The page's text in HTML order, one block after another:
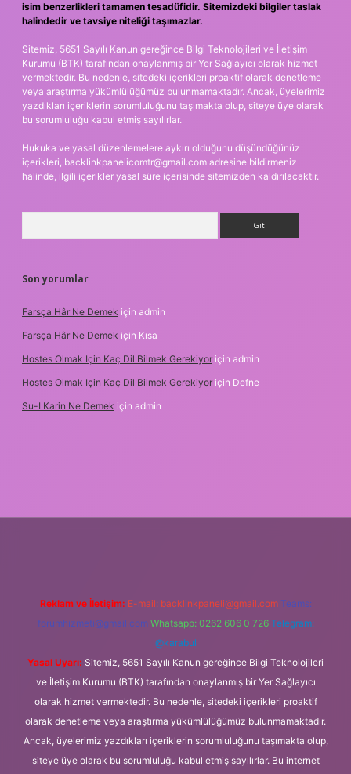
isim benzerlikleri tamamen tesadüfidir. Sitemizdeki bilgiler taslak
halindedir ve tavsiye niteliği taşımazlar.
Sitemiz, 5651 Sayılı Kanun gereğince Bilgi Teknolojileri ve İletişim
Kurumu (BTK) tarafından onaylanmış bir Yer Sağlayıcı olarak hizmet
vermektedir. Bu nedenle, sitedeki içerikleri proaktif olarak denetleme
veya araştırma yükümlülüğümüz bulunmamaktadır. Ancak, üyelerimiz
yazdıkları içeriklerin sorumluluğunu taşımakta olup, siteye üye olarak
bu sorumluluğu kabul etmiş sayılırlar.
Hukuka ve yasal düzenlemelere aykırı olduğunu düşündüğünüz
içerikleri, backlinkpanelicomtr@gmail.com adresine bildirmeniz
halinde, ilgili içerikler yasal süre içerisinde sitemizden kaldırılacaktır.
Son yorumlar
Farsça Hâr Ne Demek için admin
Farsça Hâr Ne Demek için Kısa
Hostes Olmak Için Kaç Dil Bilmek Gerekiyor için admin
Hostes Olmak Için Kaç Dil Bilmek Gerekiyor için Defne
Su-I Karin Ne Demek için admin
Reklam ve İletişim: E-mail: backlinkpaneli@gmail.com Teams:
forumhizmeti@gmail.com Whatsapp: 0262 606 0 726 Telegram:
@karabul
Yasal Uyarı: Sitemiz, 5651 Sayılı Kanun gereğince Bilgi Teknolojileri
ve İletişim Kurumu (BTK) tarafından onaylanmış bir Yer Sağlayıcı
olarak hizmet vermektedir. Bu nedenle, sitedeki içerikleri proaktif
olarak denetleme veya araştırma yükümlülüğümüz bulunmamaktadır.
Ancak, üyelerimiz yazdıkları içeriklerin sorumluluğunu taşımakta olup,
siteye üye olarak bu sorumluluğu kabul etmiş sayılırlar. Bu internet